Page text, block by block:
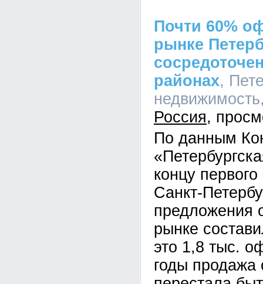
Почти 60%
рынке
районах,
Россия
По данным
концу
Санкт-
предложения
рынке
это 1,8 тыс.
годы продажа